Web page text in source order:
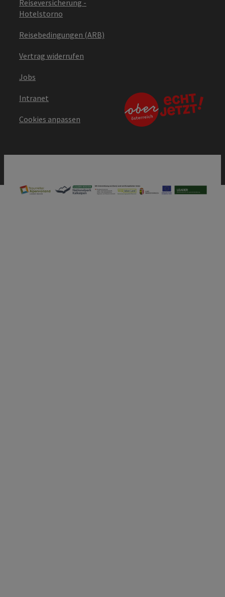
Reiseversicherung -
Hotelstorno
Reisebedingungen (ARB)
Vertrag widerrufen
Jobs
Intranet
Cookies anpassen